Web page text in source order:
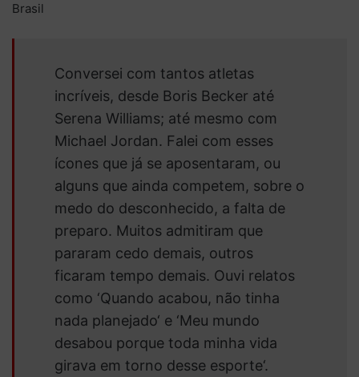
Brasil
Conversei com tantos atletas
incríveis, desde Boris Becker até
Serena Williams; até mesmo com
Michael Jordan. Falei com esses
ícones que já se aposentaram, ou
alguns que ainda competem, sobre o
medo do desconhecido, a falta de
preparo. Muitos admitiram que
pararam cedo demais, outros
ficaram tempo demais. Ouvi relatos
como ‘Quando acabou, não tinha
nada planejado‘ e ‘Meu mundo
desabou porque toda minha vida
girava em torno desse esporte‘.